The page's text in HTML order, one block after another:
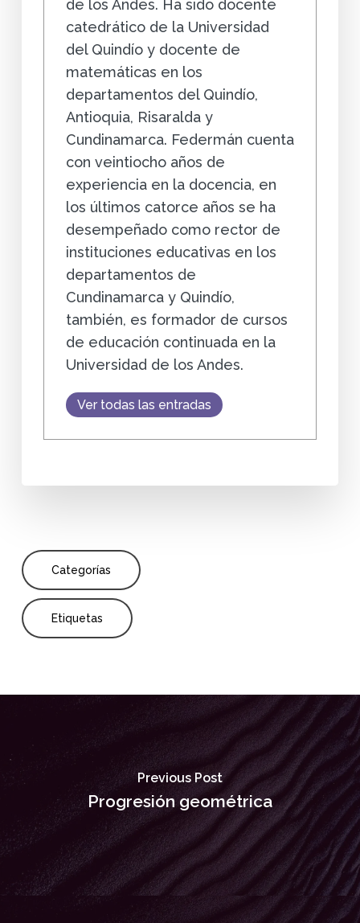
de los Andes. Ha sido docente
catedrático de la Universidad
del Quindío y docente de
matemáticas en los
departamentos del Quindío,
Antioquia, Risaralda y
Cundinamarca. Federmán cuenta
con veintiocho años de
experiencia en la docencia, en
los últimos catorce años se ha
desempeñado como rector de
instituciones educativas en los
departamentos de
Cundinamarca y Quindío,
también, es formador de cursos
de educación continuada en la
Universidad de los Andes.
Ver todas las entradas
Categorías
Etiquetas
Previous Post
Progresión geométrica